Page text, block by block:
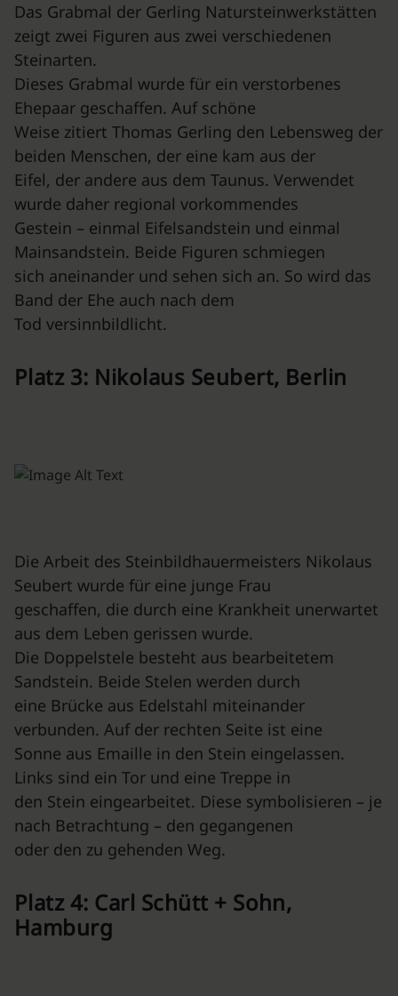
Das Grabmal der Gerling Natursteinwerkstätten
zeigt zwei Figuren aus zwei verschiedenen
Steinarten.
Dieses Grabmal wurde für ein verstorbenes
Ehepaar geschaffen. Auf schöne
Weise zitiert Thomas Gerling den Lebensweg der
beiden Menschen, der eine kam aus der
Eifel, der andere aus dem Taunus. Verwendet
wurde daher regional vorkommendes
Gestein – einmal Eifelsandstein und einmal
Mainsandstein. Beide Figuren schmiegen
sich aneinander und sehen sich an. So wird das
Band der Ehe auch nach dem
Tod versinnbildlicht.
Platz 3: Nikolaus Seubert, Berlin
Die Arbeit des Steinbildhauermeisters Nikolaus
Seubert wurde für eine junge Frau
geschaffen, die durch eine Krankheit unerwartet
aus dem Leben gerissen wurde.
Die Doppelstele besteht aus bearbeitetem
Sandstein. Beide Stelen werden durch
eine Brücke aus Edelstahl miteinander
verbunden. Auf der rechten Seite ist eine
Sonne aus Emaille in den Stein eingelassen.
Links sind ein Tor und eine Treppe in
den Stein eingearbeitet. Diese symbolisieren – je
nach Betrachtung – den gegangenen
oder den zu gehenden Weg.
Platz 4: Carl Schütt + Sohn,
Hamburg